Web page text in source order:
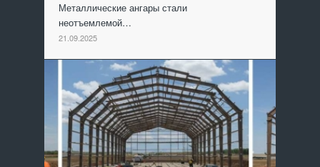
Металлические ангары стали
неотъемлемой…
21.09.2025